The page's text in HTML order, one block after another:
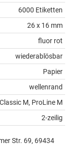
6000 Etiketten
26 x 16 mm
fluor rot
wiederablösbar
Papier
wellenrand
M, ProLine M
2-zeilig
Str. 69, 69434